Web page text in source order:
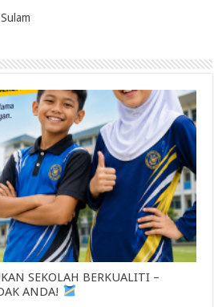
SEKOLAH BERKUALITI –
ANDA!